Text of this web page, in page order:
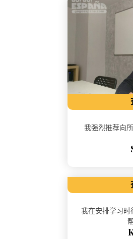
我强烈推荐向
我在安排学习时